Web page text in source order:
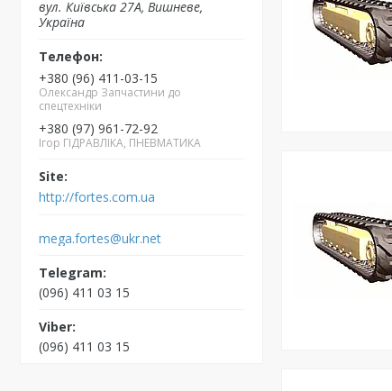
вул. Київська 27А, Вишневе,
Україна
+380 (96) 411-03-15
Олександр Запчастини до
спецтехніки
+380 (97) 961-72-92
Ігор ГІДРАВЛІКА, ПНЕВМАТИКА
http://fortes.com.ua
mega.fortes@ukr.net
(096) 411 03 15
(096) 411 03 15